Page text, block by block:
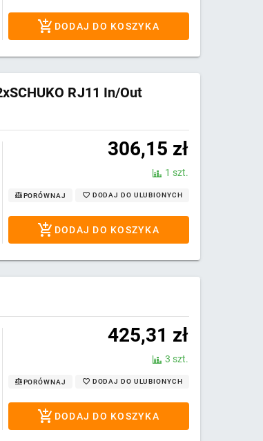
DODAJ DO KOSZYKA
RJ11 In/Out
306,15 zł
1 szt.
PORÓWNAJ DODAJ DO ULUBIONYCH
DODAJ DO KOSZYKA
425,31 zł
3 szt.
PORÓWNAJ DODAJ DO ULUBIONYCH
DODAJ DO KOSZYKA